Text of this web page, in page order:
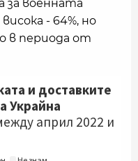
за военната
- 64%, но
в периода от